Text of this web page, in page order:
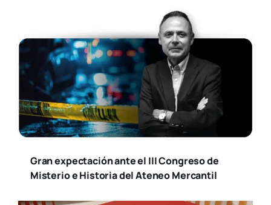
Gran expectación ante el III Congreso de
Misterio e Historia del Ateneo Mercantil